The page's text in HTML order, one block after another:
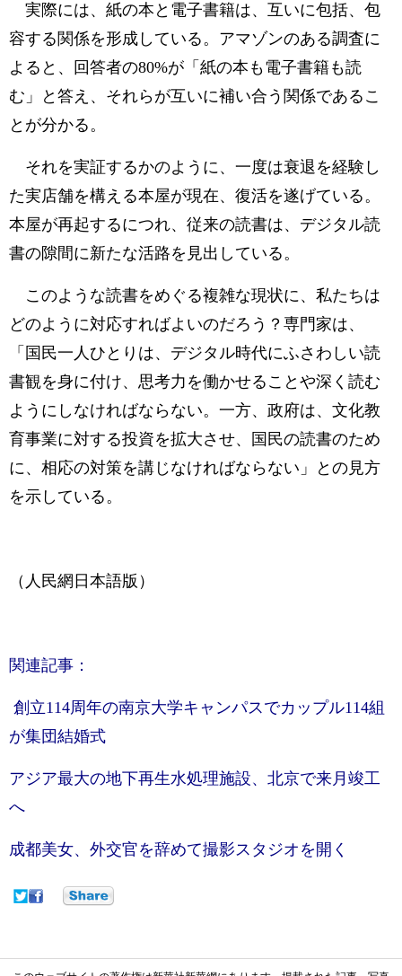
実際には、紙の本と電子書籍は、互いに包括、包
容する関係を形成している。アマゾンのある調査に
よると、回答者の80%が「紙の本も電子書籍も読
む」と答え、それらが互いに補い合う関係であるこ
とが分かる。
それを実証するかのように、一度は衰退を経験し
た実店舗を構える本屋が現在、復活を遂げている。
本屋が再起するにつれ、従来の読書は、デジタル読
書の隙間に新たな活路を見出している。
このような読書をめぐる複雑な現状に、私たちは
どのように対応すればよいのだろう？専門家は、
「国民一人ひとりは、デジタル時代にふさわしい読
書観を身に付け、思考力を働かせることや深く読む
ようにしなければならない。一方、政府は、文化教
育事業に対する投資を拡大させ、国民の読書のため
に、相応の対策を講じなければならない」との見方
を示している。
（人民網日本語版）
関連記事：
創立114周年の南京大学キャンパスでカップル114組
が集団結婚式
アジア最大の地下再生水処理施設、北京で来月竣工
へ
成都美女、外交官を辞めて撮影スタジオを開く